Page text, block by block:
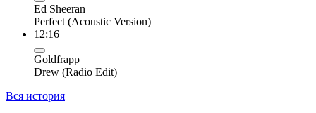
Ed Sheeran
Perfect (Acoustic Version)
12:16
Goldfrapp
Drew (Radio Edit)
Вся история